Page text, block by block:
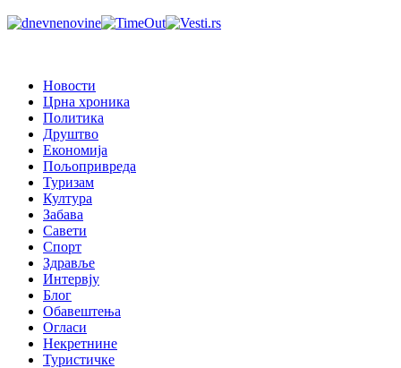
Новости
Црна хроника
Политика
Друштво
Економија
Пољопривреда
Туризам
Култура
Забава
Савети
Спорт
Здравље
Интервју
Блог
Обавештења
Огласи
Некретнине
Туристичке